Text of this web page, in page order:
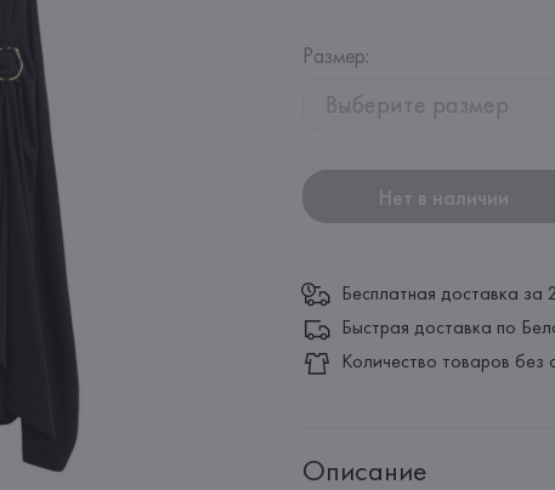
Размер:
Выберите размер
Нет в наличии
Бесплатная доставка за
Быстрая доставка по
Количество товаров без
Описание